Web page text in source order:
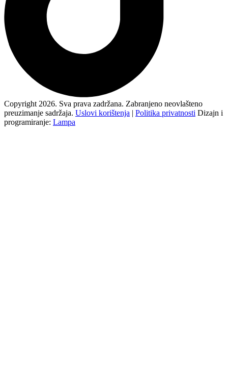
Copyright 2026. Sva prava zadržana. Zabranjeno neovlašteno
preuzimanje sadržaja. Uslovi korištenja | Politika privatnosti Dizajn i
programiranje: Lampa